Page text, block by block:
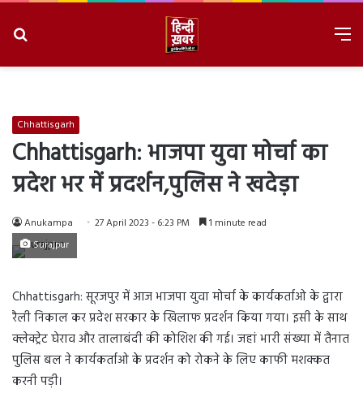
Chhattisgarh
Chhattisgarh: भाजपा युवा मोर्चा का
प्रदेश भर में प्रदर्शन,पुलिस ने खदेड़ा
Anukampa 27 April 2023 - 6:23 PM 1 minute read
Surajpur
Chhattisgarh: सूरजपुर में आज भाजपा युवा मोर्चा के कार्यकर्ताओ के द्वारा
रैली निकाल कर प्रदेश सरकार के खिलाफ प्रदर्शन किया गया। इसी के साथ
क्लेक्ट्रेट घेराव और तालाबंदी की कोशिश की गई। जहां भारी संख्या में तैनात
पुलिस बल ने कार्यकर्ताओ के प्रदर्शन को रोकने के लिए काफी मशक्कत
करनी पड़ी।